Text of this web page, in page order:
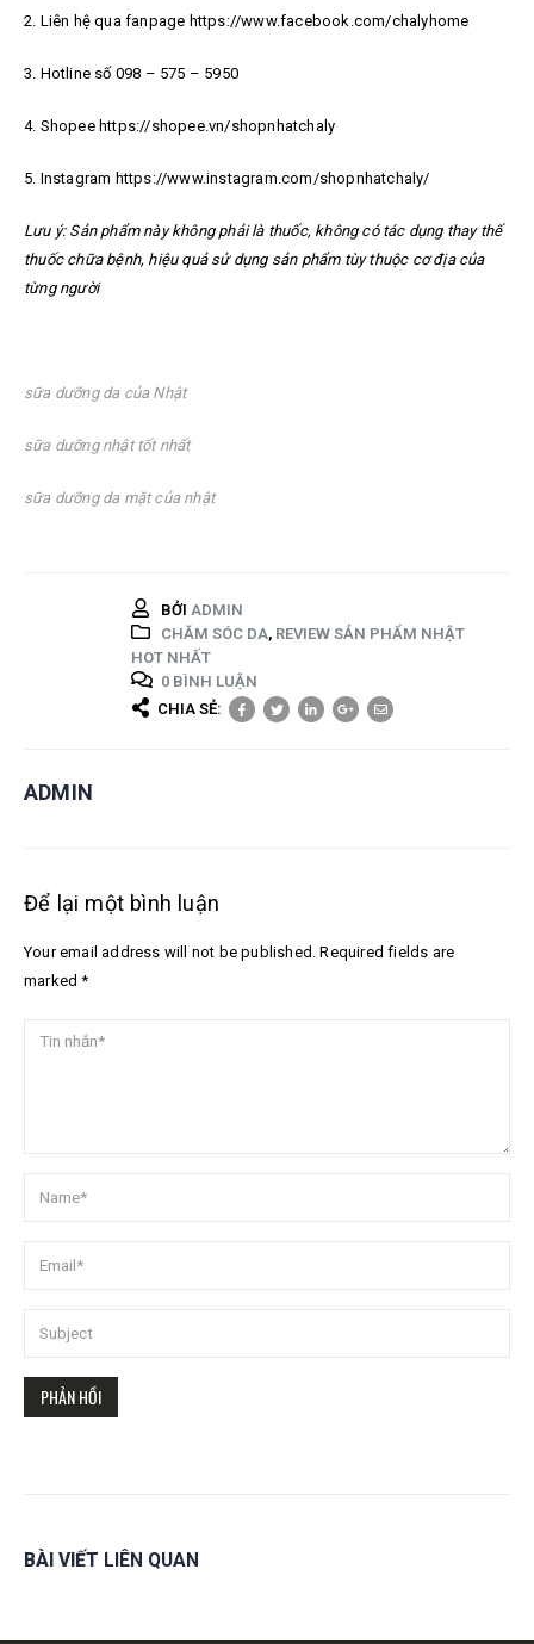
2. Liên hệ qua fanpage https://www.facebook.com/chalyhome
3. Hotline số 098 – 575 – 5950
4. Shopee https://shopee.vn/shopnhatchaly
5. Instagram https://www.instagram.com/shopnhatchaly/
Lưu ý: Sản phẩm này không phải là thuốc, không có tác dụng thay thế
thuốc chữa bệnh, hiệu quả sử dụng sản phẩm tùy thuộc cơ địa của
từng người
sữa dưỡng da của Nhật
sữa dưỡng nhật tốt nhất
sữa dưỡng da mặt của nhật
BỞI ADMIN
CHĂM SÓC DA, REVIEW SẢN PHẨM NHẬT
HOT NHẤT
0 BÌNH LUẬN
CHIA SẺ:
ADMIN
Để lại một bình luận
Your email address will not be published. Required fields are
marked *
BÀI VIẾT LIÊN QUAN